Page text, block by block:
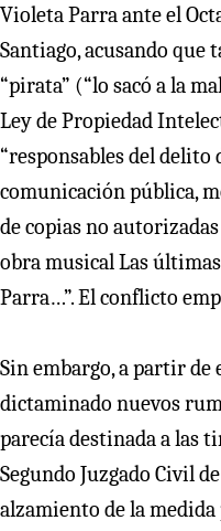
Violeta Parra ante el
Santiago, acusando que
“pirata” (“lo sacó a la
Ley de Propiedad
“responsables del delito
comunicación pública,
de copias no
obra musical Las
Parra…”. El conflicto
Sin embargo, a partir de
dictaminado nuevos
parecía destinada a las
Segundo Juzgado Civil
alzamiento de la